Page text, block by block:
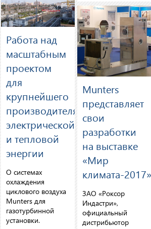
0
Работа над
масштабным
проектом
для
крупнейшего
производителя
электрической
и тепловой
энергии
О системах
охлаждения
циклового воздуха
Munters для
газотурбинной
установки.
Munters
представляет
свои
разработки
на выставке
«Мир
климата-2017»
ЗАО «Роксор
Индастри»,
официальный
дистрибьютор